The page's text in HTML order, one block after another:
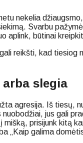
nekelia
Svarbu
aplink, būtinai
reikšti, kad
slegia
agresija. Iš
jus gali
prisijunk
„Kaip galima